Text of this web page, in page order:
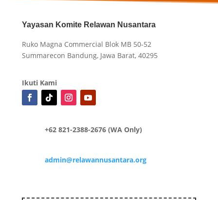
Yayasan Komite Relawan Nusantara
Ruko Magna Commercial Blok MB 50-52
Summarecon Bandung, Jawa Barat, 40295
Ikuti Kami
+62 821-2388-2676 (WA Only)
admin@relawannusantara.org